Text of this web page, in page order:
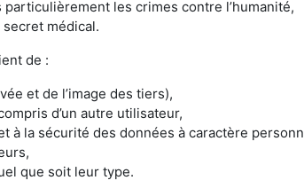
les crimes contre l’humanité,
médical.
de :
et de l’image des tiers),
d’un autre utilisateur,
la sécurité des données à caractère
que soit leur type.